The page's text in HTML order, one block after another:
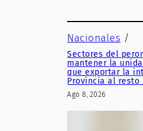
Nacionales /
Sectores del
mantener la
que exportar la
Provincia al resto
Ago 8, 2026